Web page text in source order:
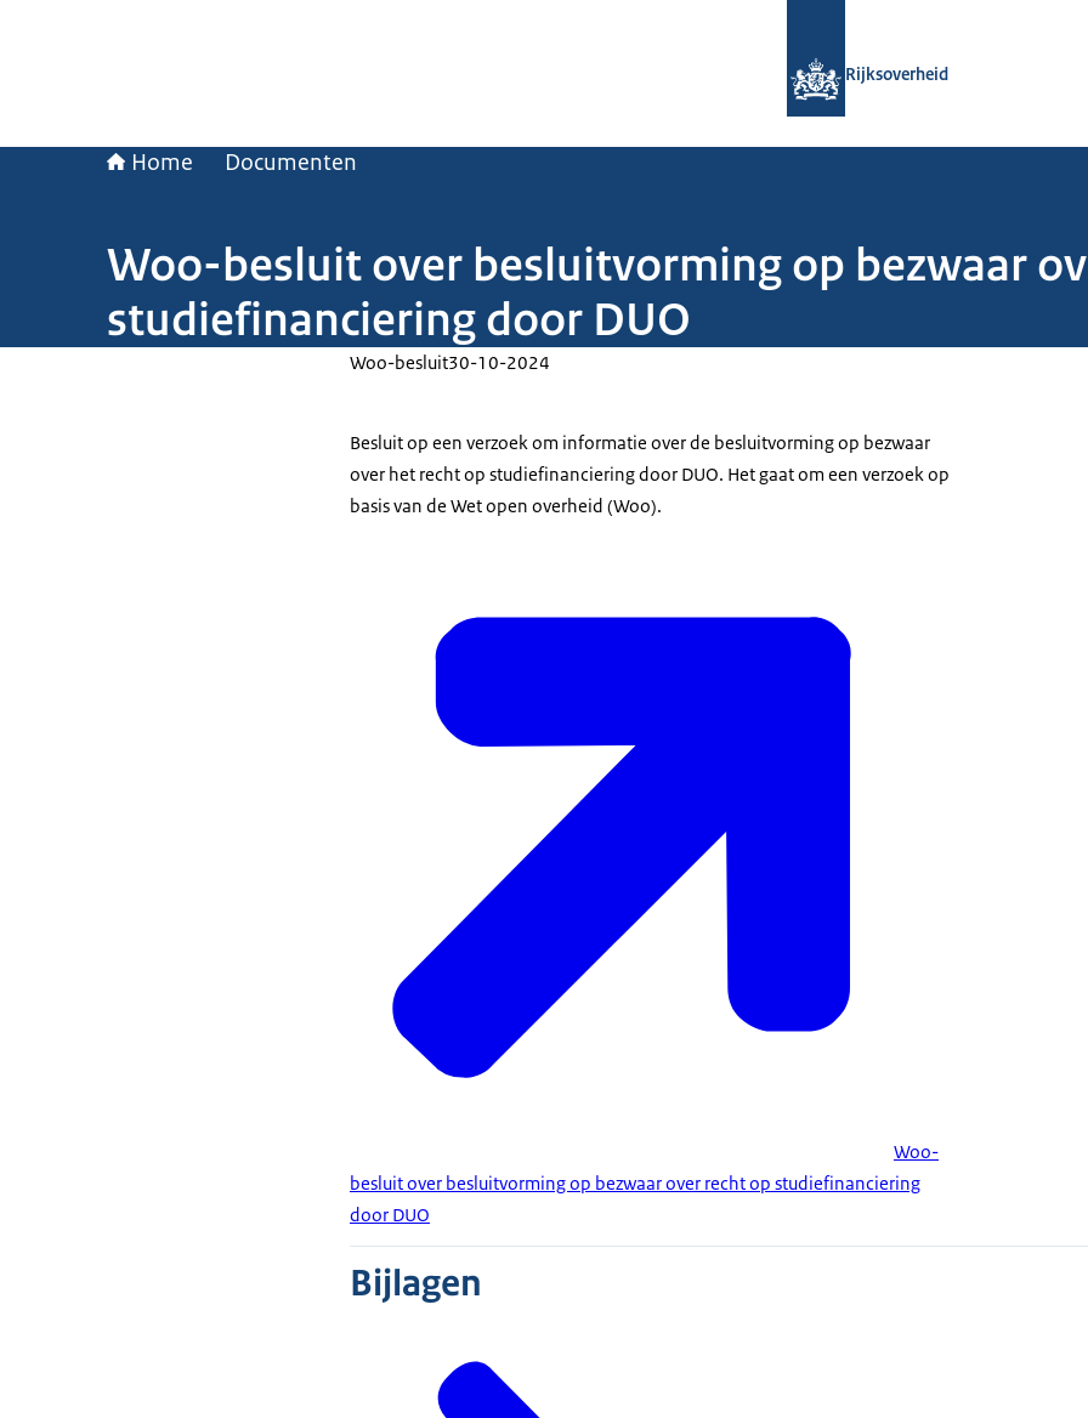
Rijksoverheid
Home Documenten
Woo-besluit over besluitvorming op bezwaar
studiefinanciering door DUO
Woo-besluit30-10-2024
Besluit op een verzoek om informatie over de besluitvorming op bezwaar
over het recht op studiefinanciering door DUO. Het gaat om een verzoek op
basis van de Wet open overheid (Woo).
Woo-
besluit over besluitvorming op bezwaar over recht op studiefinanciering
door DUO
Bijlagen